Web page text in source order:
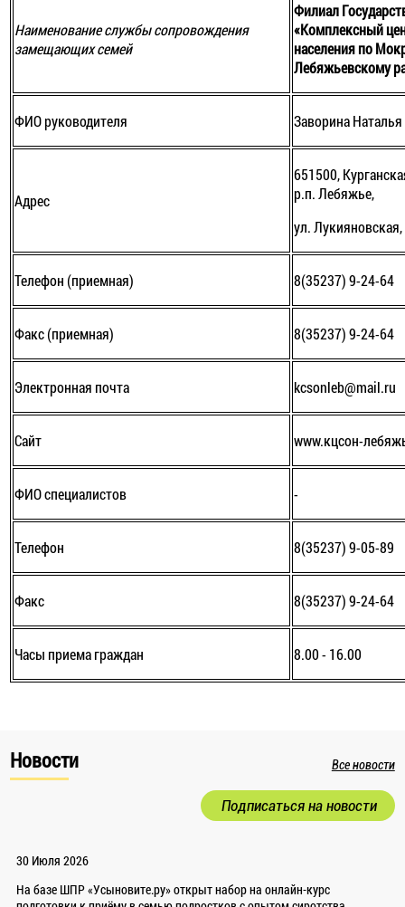
Наименование службы сопровождения
замещающих семей
Филиал
«Комплексный
населения по
Лебяжьевскому
ФИО руководителя Заворина Наталья
Адрес
651500,
р.п. Лебяжье,
ул.
Телефон (приемная) 8(35237) 9-24-64
Факс (приемная) 8(35237) 9-24-64
Электронная почта kcsonleb@mail.ru
Сайт www.кцсон-
ФИО специалистов -
Телефон 8(35237) 9-05-89
Факс 8(35237) 9-24-64
Часы приема граждан 8.00 - 16.00
Новости Все новости
Подписаться на новости
30 Июля 2026
На базе ШПР «Усыновите.ру» открыт набор на онлайн-курс